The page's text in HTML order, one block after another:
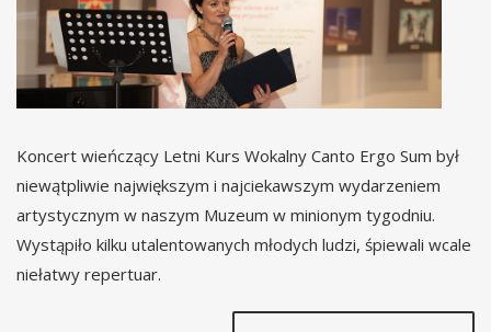
Koncert wieńczący Letni Kurs Wokalny Canto Ergo Sum był
niewątpliwie największym i najciekawszym wydarzeniem
artystycznym w naszym Muzeum w minionym tygodniu.
Wystąpiło kilku utalentowanych młodych ludzi, śpiewali wcale
niełatwy repertuar.